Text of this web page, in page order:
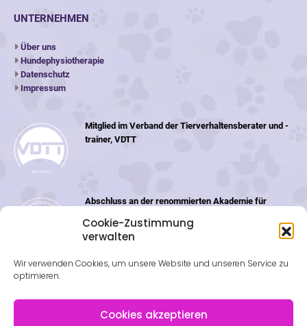
Cookie-Zustimmung
verwalten
Wir verwenden Cookies, um unsere Website und unseren Service zu
optimieren.
Cookies akzeptieren
UNTERNEHMEN
Über uns
Hundephysiotherapie
Datenschutz
Impressum
Mitglied im Verband der Tierverhaltensberater und -
trainer, VDTT
Abschluss an der renommierten Akademie für